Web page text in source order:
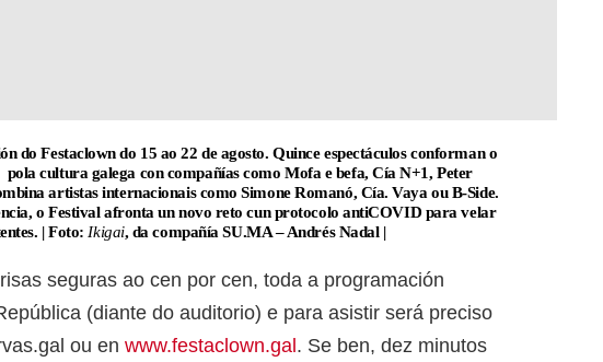
do Festaclown do 15 ao 22 de agosto. Quince espectáculos conforman o
cultura galega con compañías como Mofa e befa, Cía N+1, Peter
artistas internacionais como Simone Romanó, Cía. Vaya ou B-Side.
o Festival afronta un novo reto cun protocolo antiCOVID para velar
| Foto:Ikigai, da compañía SU.MA – Andrés Nadal |
seguras ao cen por cen, toda a programación
(diante do auditorio) e para asistir será preciso
ou en www.festaclown.gal . Se ben, dez minutos